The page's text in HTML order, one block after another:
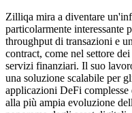
Zilliqa mira a diventare
particolarmente interessante
throughput di transazioni e
contract, come nel settore
servizi finanziari. Il suo
una soluzione scalabile per
applicazioni DeFi
alla più ampia evoluzione